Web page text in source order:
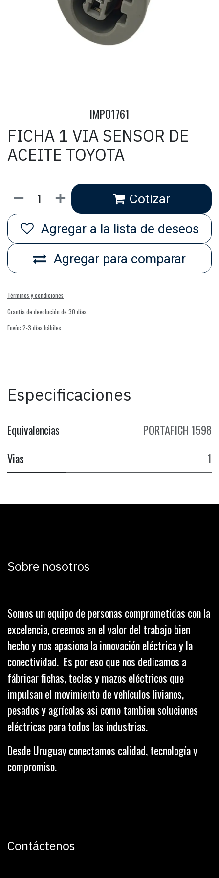
IMPO1761
FICHA 1 VIA SENSOR DE
ACEITE TOYOTA
Cotizar
Agregar para comparar
Agregar a la lista de deseos
Términos y condiciones
Grantía de devolución de 30 días
Envío: 2-3 días hábiles
Especificaciones
Equivalencias
PORTAFICH 1598
Vias
1
Sobre nosotros
Somos un equipo de personas comprometidas con la
excelencia, creemos en el valor del trabajo bien
hecho y nos apasiona la innovación eléctrica y la
conectividad. Es por eso que nos dedicamos a
fábricar fichas, teclas y mazos eléctricos que
impulsan el movimiento de vehículos livianos,
pesados y agrícolas asi como tambien soluciones
eléctricas para todos las industrias.
Desde Uruguay conectamos calidad, tecnología y
compromiso.
Contáctenos